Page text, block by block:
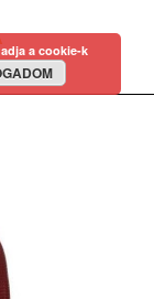
a cookie-k